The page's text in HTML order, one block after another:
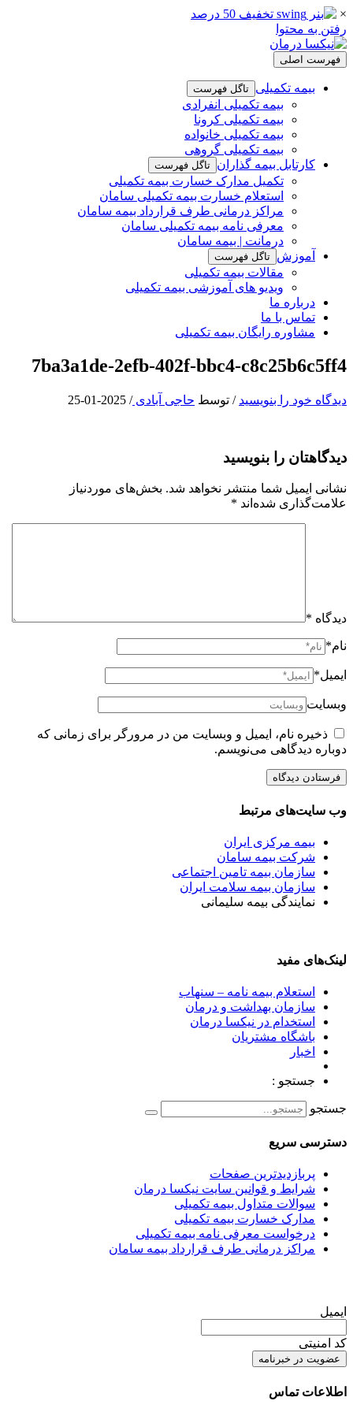
×
رفتن به محتوا
فهرست اصلی
بیمه تکمیلی تاگل فهرست
بیمه تکمیلی انفرادی
بیمه تکمیلی کرونا
بیمه تکمیلی خانواده
بیمه تکمیلی گروهی
کارتابل بیمه گذاران تاگل فهرست
تکمیل مدارک خسارت بیمه تکمیلی
استعلام خسارت بیمه تکمیلی سامان
مراکز درمانی طرف قرارداد بیمه سامان
معرفی نامه بیمه تکمیلی سامان
درمانت | بیمه سامان
آموزش تاگل فهرست
مقالات بیمه تکمیلی
ویدیو های آموزشی بیمه تکمیلی
درباره ما
تماس با ما
مشاوره رایگان بیمه تکمیلی
7ba3a1de-2efb-402f-bbc4-c8c25b6c5ff4
دیدگاه‌ خود را بنویسید / توسط حاجی آبادی/
2025-01-25
دیدگاهتان را بنویسید
نشانی ایمیل شما منتشر نخواهد شد. بخش‌های موردنیاز
علامت‌گذاری شده‌اند *
دیدگاه *
نام*
ایمیل*
وبسایت
ذخیره نام، ایمیل و وبسایت من در مرورگر برای زمانی که
دوباره دیدگاهی می‌نویسم.
وب سایت‌های مرتبط
بیمه مرکزی ایران
شرکت بیمه سامان
سازمان بیمه تامین اجتماعی
سازمان بیمه سلامت ایران
نمایندگی بیمه سلیمانی
لینک‌های مفید
استعلام بیمه نامه – سنهاب
سازمان بهداشت و درمان
استخدام در نیکسا درمان
باشگاه مشتریان
اخبار
جستجو :
جستجو
دسترسی سریع
پربازدیدترین صفحات
شرایط و قوانین سایت نیکسا درمان
سوالات متداول بیمه تکمیلی
مدارک خسارت بیمه تکمیلی
درخواست معرفی نامه بیمه تکمیلی
مراکز درمانی طرف قرارداد بیمه سامان
ایمیل
کد امنیتی
اطلاعات تماس